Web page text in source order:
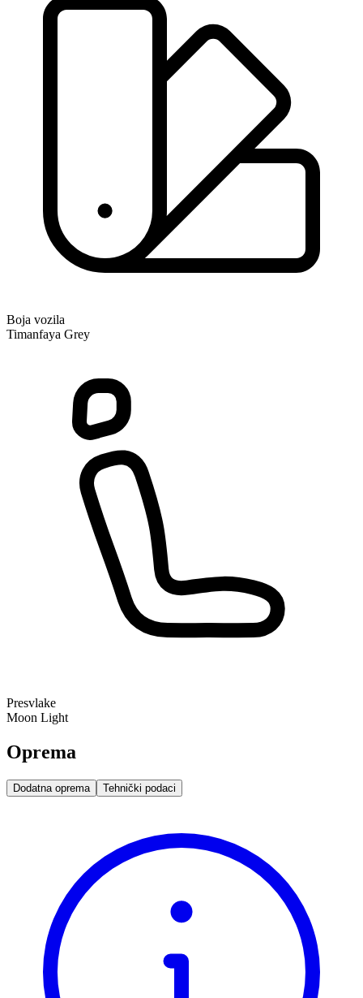
Boja vozila
Timanfaya Grey
Presvlake
Moon Light
Oprema
Dodatna oprema Tehnički podaci